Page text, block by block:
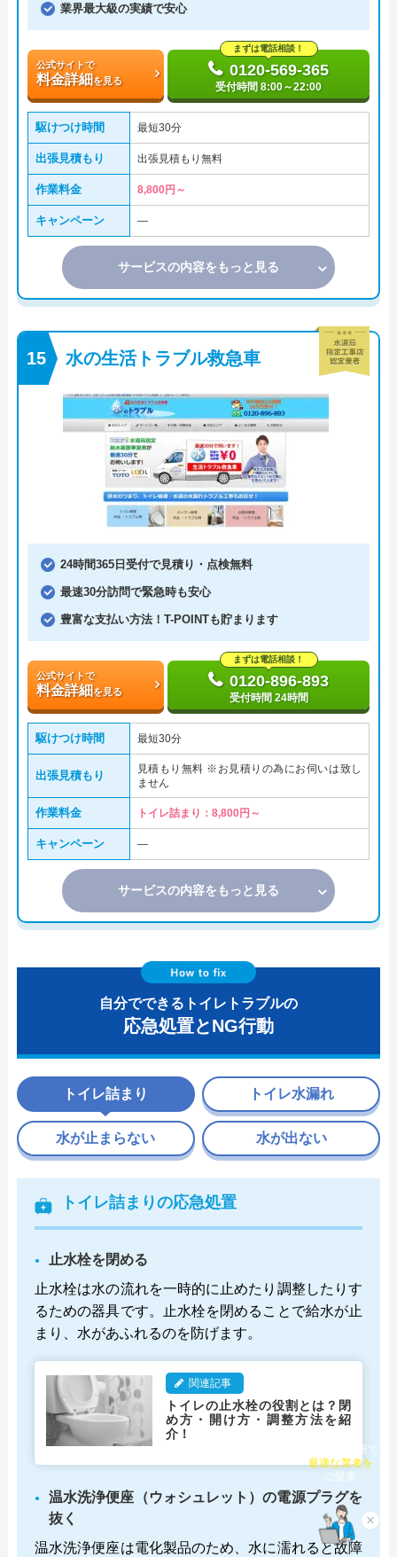
業界最大級の実績で安心
公式サイトで
料金詳細 を見る
まずは電話相談！
0120-569-365
受付時間 8:00～22:00
駆けつけ時間 最短30分
出張見積もり 出張見積もり無料
作業料金 8,800円～
キャンペーン ―
サービスの内容をもっと見る
水の生活トラブル救急車
24時間365日受付で見積り・点検無料
最速30分訪問で緊急時も安心
豊富な支払い方法！T-POINTも貯まります
公式サイトで
料金詳細 を見る
まずは電話相談！
0120-896-893
受付時間 24時間
駆けつけ時間 最短30分
出張見積もり
見積もり無料 ※お見積りの為にお伺いは致し
ません
作業料金 トイレ詰まり：8,800円～
キャンペーン ―
サービスの内容をもっと見る
自分でできるトイレトラブルの
応急処置とNG行動
トイレ詰まり
トイレ詰まりの応急処置
止水栓を閉める
止水栓は水の流れを一時的に止めたり調整したりす
るための器具です。止水栓を閉めることで給水が止
まり、水があふれるのを防げます。
関連記事
トイレの止水栓の役割とは？閉
め方・開け方・調整方法を紹
介！
温水洗浄便座（ウォシュレット）の電源プラグを
抜く
温水洗浄便座は電化製品のため、水に濡れると故障
トイレ水漏れ
水が止まらない 水が出ない
×
チャット診断で
最適な業者を
ご提案